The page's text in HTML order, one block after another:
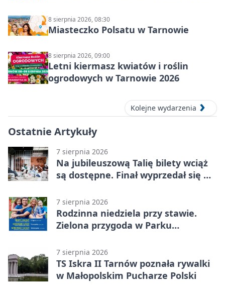
8 sierpnia 2026, 08:30
Miasteczko Polsatu w Tarnowie
8 sierpnia 2026, 09:00
Letni kiermasz kwiatów i roślin
ogrodowych w Tarnowie 2026
Kolejne wydarzenia
Ostatnie Artykuły
7 sierpnia 2026
Na jubileuszową Talię bilety wciąż
są dostępne. Finał wyprzedał się w
7 sierpnia 2026
Rodzinna niedziela przy stawie.
Zielona przygoda w Parku
7 sierpnia 2026
TS Iskra II Tarnów poznała rywalki
w Małopolskim Pucharze Polski